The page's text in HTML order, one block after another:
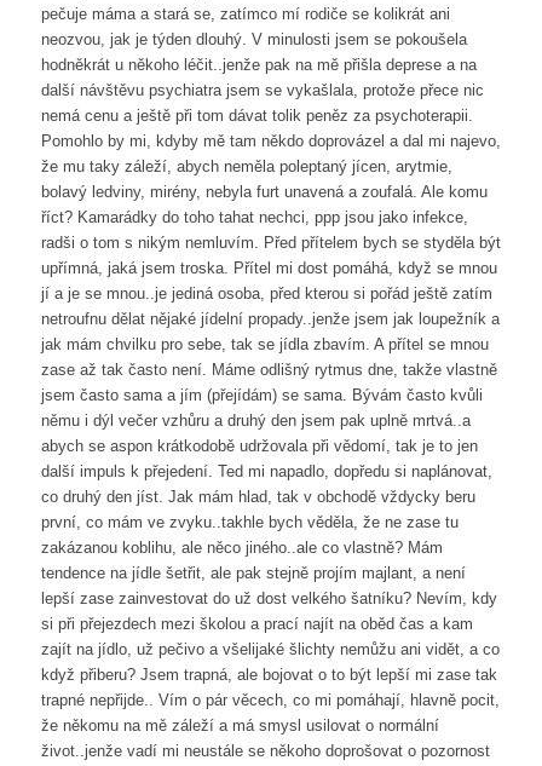
pečuje máma a stará se, zatímco mí rodiče se kolikrát ani
neozvou, jak je týden dlouhý. V minulosti jsem se pokoušela
hodněkrát u někoho léčit..jenže pak na mě přišla deprese a na
další návštěvu psychiatra jsem se vykašlala, protože přece nic
nemá cenu a ještě při tom dávat tolik peněz za psychoterapii.
Pomohlo by mi, kdyby mě tam někdo doprovázel a dal mi najevo,
že mu taky záleží, abych neměla poleptaný jícen, arytmie,
bolavý ledviny, mirény, nebyla furt unavená a zoufalá. Ale komu
říct? Kamarádky do toho tahat nechci, ppp jsou jako infekce,
radši o tom s nikým nemluvím. Před přítelem bych se styděla být
upřímná, jaká jsem troska. Přítel mi dost pomáhá, když se mnou
jí a je se mnou..je jediná osoba, před kterou si pořád ještě zatím
netroufnu dělat nějaké jídelní propady..jenže jsem jak loupežník a
jak mám chvilku pro sebe, tak se jídla zbavím. A přítel se mnou
zase až tak často není. Máme odlišný rytmus dne, takže vlastně
jsem často sama a jím (přejídám) se sama. Bývám často kvůli
němu i dýl večer vzhůru a druhý den jsem pak uplně mrtvá..a
abych se aspon krátkodobě udržovala při vědomí, tak je to jen
další impuls k přejedení. Ted mi napadlo, dopředu si naplánovat,
co druhý den jíst. Jak mám hlad, tak v obchodě vždycky beru
první, co mám ve zvyku..takhle bych věděla, že ne zase tu
zakázanou koblihu, ale něco jiného..ale co vlastně? Mám
tendence na jídle šetřit, ale pak stejně projím majlant, a není
lepší zase zainvestovat do už dost velkého šatníku? Nevím, kdy
si při přejezdech mezi školou a prací najít na oběd čas a kam
zajít na jídlo, už pečivo a všelijaké šlichty nemůžu ani vidět, a co
když přiberu? Jsem trapná, ale bojovat o to být lepší mi zase tak
trapné nepřijde.. Vím o pár věcech, co mi pomáhají, hlavně pocit,
že někomu na mě záleží a má smysl usilovat o normální
život..jenže vadí mi neustále se někoho doprošovat o pozornost